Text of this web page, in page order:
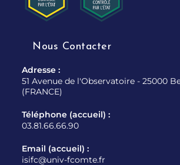
Nous Contacter
Adresse :
51 Avenue de l'Observatoire - 25000
(FRANCE)
Téléphone (accueil) :
03.81.66.66.90
Email (accueil) :
isifc@univ-fcomte.fr